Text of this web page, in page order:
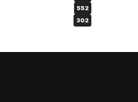
552
302